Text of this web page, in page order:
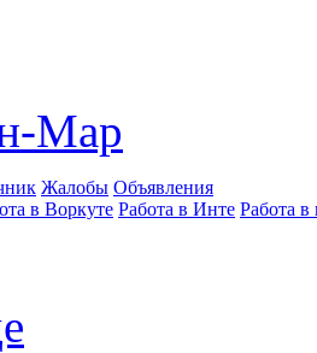
Мар
Жалобы Объявления
в Воркуте Работа в Инте Работа в